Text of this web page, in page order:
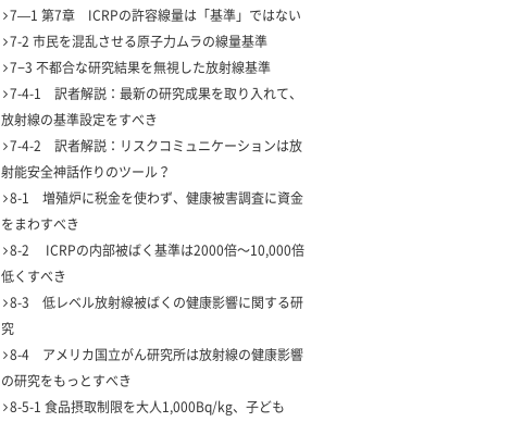
7—1 第7章 ICRPの許容線量は「基準」ではない
7-2 市民を混乱させる原子力ムラの線量基準
7−3 不都合な研究結果を無視した放射線基準
7-4-1 訳者解説：最新の研究成果を取り入れて、
放射線の基準設定をすべき
7-4-2 訳者解説：リスクコミュニケーションは放
射能安全神話作りのツール？
8-1 増殖炉に税金を使わず、健康被害調査に資金
をまわすべき
8-2 ICRPの内部被ばく基準は2000倍〜10,000倍
低くすべき
8-3 低レベル放射線被ばくの健康影響に関する研
究
8-4 アメリカ国立がん研究所は放射線の健康影響
の研究をもっとすべき
8-5-1 食品摂取制限を大人1,000Bq/kg、子ども